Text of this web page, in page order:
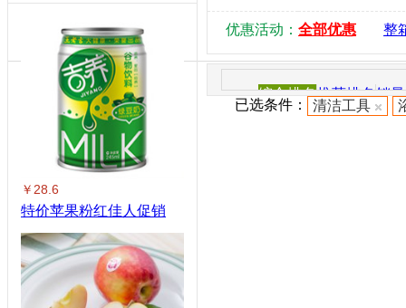
￥28.6
特价苹果粉红佳人促销
优惠活动： 全部优惠 整
综合排名推荐排名销
已选条件： 清洁工具